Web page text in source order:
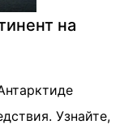
на
Узнайте,